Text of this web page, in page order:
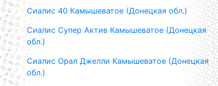
Сиалис 40 Камышеватое (Донецкая обл.)
Сиалис Супер Актив Камышеватое (Донецкая
обл.)
Сиалис Орал Джелли Камышеватое (Донецкая
обл.)